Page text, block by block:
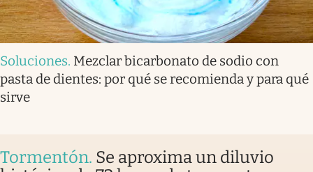
Soluciones. Mezclar bicarbonato de sodio con
pasta de dientes: por qué se recomienda y para qué
sirve
Tormentón. Se aproxima un diluvio